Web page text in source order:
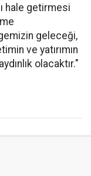
hale getirmesi
geleceği,
ve yatırımın
olacaktır."